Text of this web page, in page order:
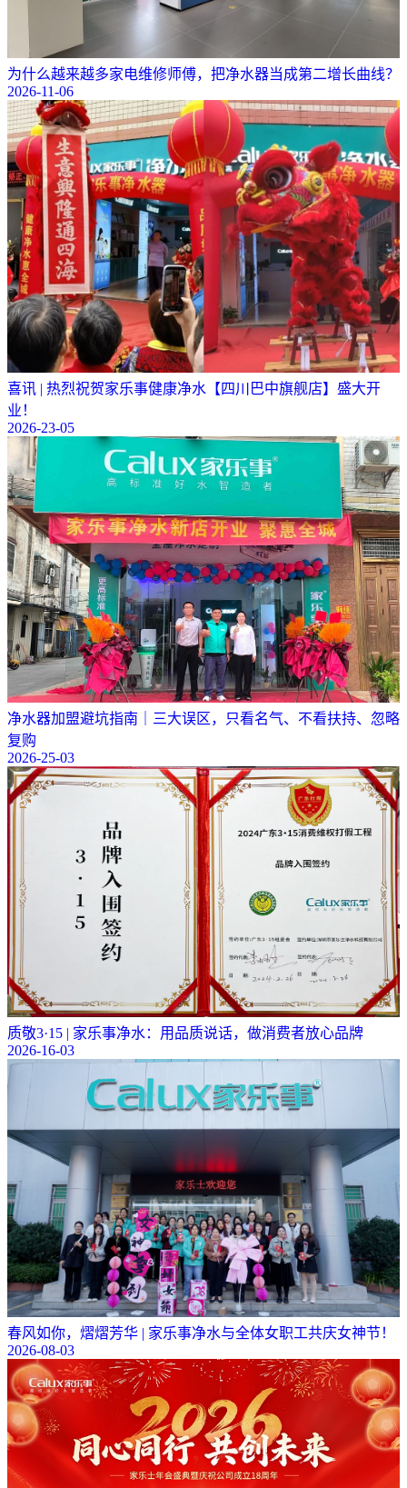
为什么越来越多家电维修师傅，把净水器当成第二增长曲线？
2026-11-06
喜讯 | 热烈祝贺家乐事健康净水【四川巴中旗舰店】盛大开
业！
2026-23-05
净水器加盟避坑指南｜三大误区，只看名气、不看扶持、忽略
复购
2026-25-03
质敬3·15 | 家乐事净水：用品质说话，做消费者放心品牌
2026-16-03
春风如你，熠熠芳华 | 家乐事净水与全体女职工共庆女神节！
2026-08-03